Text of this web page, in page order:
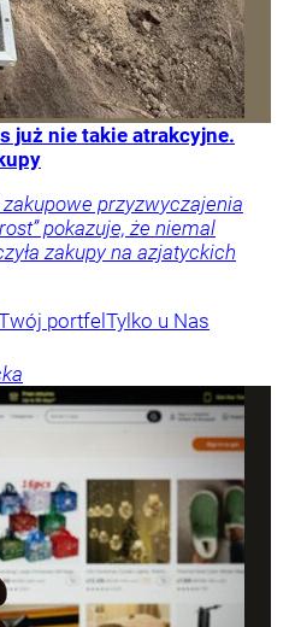
już nie takie atrakcyjne.
przyzwyczajenia
pokazuje, że niemal
zakupy na azjatyckich
portfelTylko u Nas